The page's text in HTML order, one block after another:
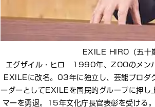
EXILE HIRO（五
エグザイル・ヒロ 1990年、ZOOのメ
EXILEに改名。03年に独立し、芸能プロ
ーダーとしてEXILEを国民的グループに押
マーを勇退。15年文化庁長官表彰を受ける